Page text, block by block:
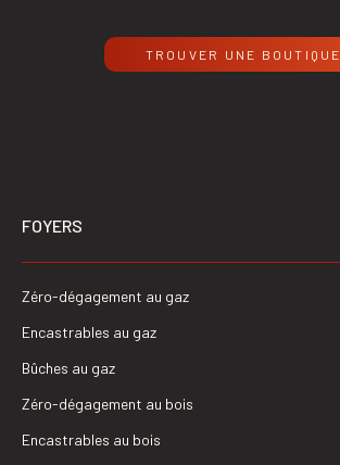
TROUVER UNE BOUTIQUE
FOYERS
Zéro-dégagement au gaz
Encastrables au gaz
Bûches au gaz
Zéro-dégagement au bois
Encastrables au bois